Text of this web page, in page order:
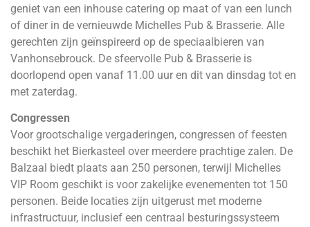
geniet van een inhouse catering op maat of van een lunch
of diner in de vernieuwde Michelles Pub & Brasserie. Alle
gerechten zijn geïnspireerd op de speciaalbieren van
Vanhonsebrouck. De sfeervolle Pub & Brasserie is
doorlopend open vanaf 11.00 uur en dit van dinsdag tot en
met zaterdag.
Congressen
Voor grootschalige vergaderingen, congressen of feesten
beschikt het Bierkasteel over meerdere prachtige zalen. De
Balzaal biedt plaats aan 250 personen, terwijl Michelles
VIP Room geschikt is voor zakelijke evenementen tot 150
personen. Beide locaties zijn uitgerust met moderne
infrastructuur, inclusief een centraal besturingssysteem